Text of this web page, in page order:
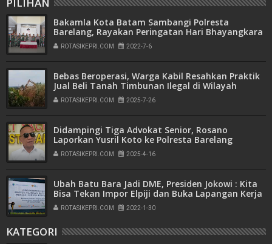
Bakamla Kota Batam Sambangi Polresta
Barelang, Rayakan Peringatan Hari Bhayangkara
ke-76
ROTASIKEPRI.COM 2022-7-6
Bebas Beroperasi, Warga Kabil Resahkan Praktik
Jual Beli Tanah Timbunan Ilegal di Wilayah
Pemukiman
ROTASIKEPRI.COM 2025-7-26
Didampingi Tiga Advokat Senior, Rosano
Laporkan Yusril Koto ke Polresta Barelang
ROTASIKEPRI.COM 2025-4-16
Ubah Batu Bara Jadi DME, Presiden Jokowi : Kita
Bisa Tekan Impor Elpiji dan Buka Lapangan Kerja
ROTASIKEPRI.COM 2022-1-30
KATEGORI